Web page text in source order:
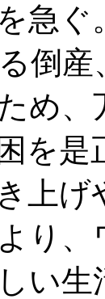
急ぐ
倒
め
を是
上
り
い